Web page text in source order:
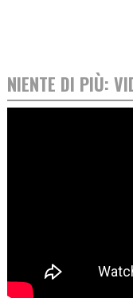
NIENTE DI PIÙ: